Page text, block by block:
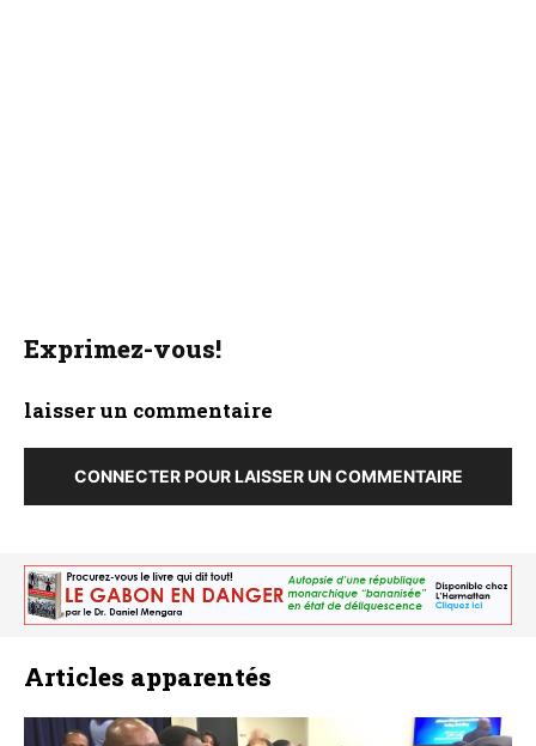
Exprimez-vous!
laisser un commentaire
CONNECTER POUR LAISSER UN COMMENTAIRE
Articles apparentés